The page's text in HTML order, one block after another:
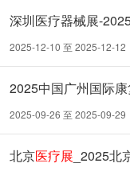
深圳医疗器械展-
2025-12-10 至 2025-12-12
2025中国广州国际
2025-09-26 至 2025-09-29
北京医疗展 _2025